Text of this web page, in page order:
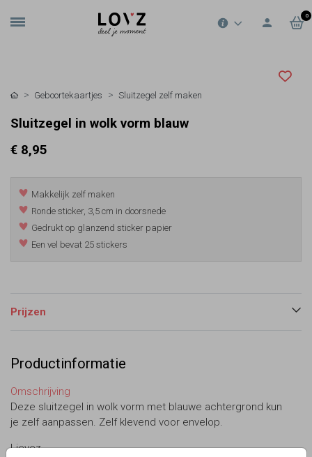
0
Geboortekaartjes Sluitzegel zelf maken
Sluitzegel in wolk vorm blauw
€ 8,95
Makkelijk zelf maken
Ronde sticker, 3,5 cm in doorsnede
Gedrukt op glanzend sticker papier
Een vel bevat 25 stickers
Prijzen
Productinformatie
Omschrijving
Deze sluitzegel in wolk vorm met blauwe achtergrond kun
je zelf aanpassen. Zelf klevend voor envelop.
Lievez